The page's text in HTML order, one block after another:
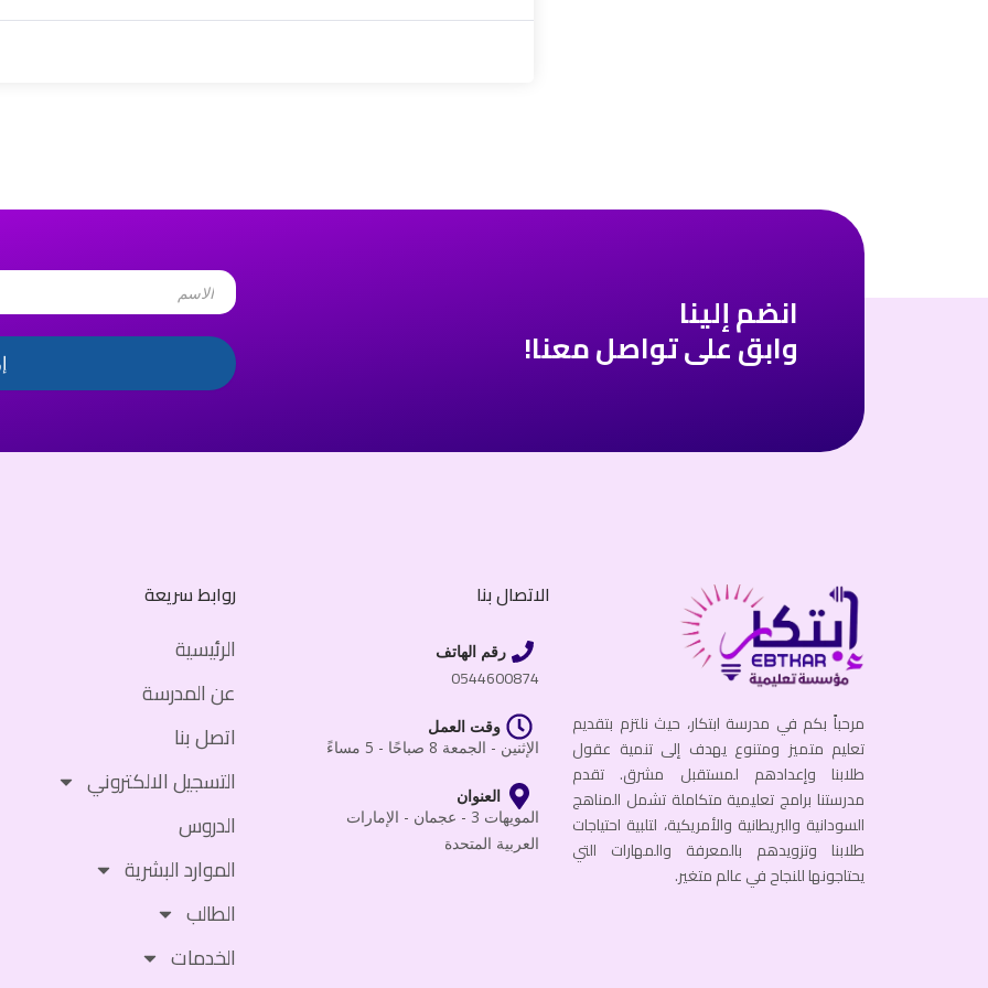
انضم إلينا
وابق على تواصل معنا!
Name
مرحباً بكم في مدرسة ابتكار، حيث نلتزم بتقديم
تعليم متميز ومتنوع يهدف إلى تنمية عقول
طلابنا وإعدادهم لمستقبل مشرق. تقدم
مدرستنا برامج تعليمية متكاملة تشمل المناهج
السودانية والبريطانية والأمريكية، لتلبية احتياجات
طلابنا وتزويدهم بالمعرفة والمهارات التي
يحتاجونها للنجاح في عالم متغير.
الاتصال بنا
رقم الهاتف
0544600874
وقت العمل
الإثنين - الجمعة 8 صباحًا - 5 مساءً
العنوان
المويهات 3 - عجمان - الإمارات
العربية المتحدة
روابط سريعة
الرئيسية
عن المدرسة
اتصل بنا
التسجيل الالكتروني
الدروس
الموارد البشرية
الطالب
الخدمات